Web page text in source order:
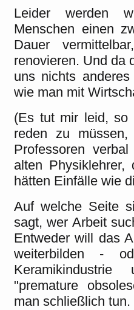
Leider werden
Menschen einen
Dauer
renovieren. Und da
uns nichts
wie man mit
(Es tut mir leid, so
reden zu
Professoren
alten
hätten Einfälle wie
Auf welche Seite
sagt, wer Arbeit
Entweder will das
weiterbilden -
"premature
man schließlich tun.